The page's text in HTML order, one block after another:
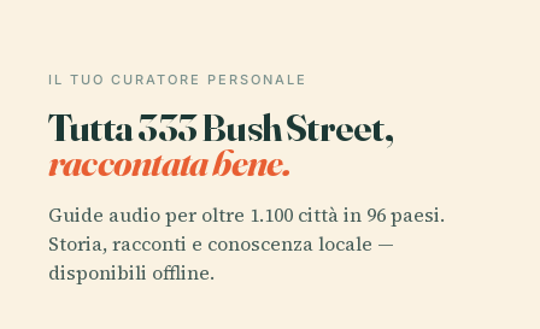
IL TUO CURATORE PERSONALE
Tutta 333 Bush Street,
raccontata bene.
Guide audio per oltre 1.100 città in 96 paesi.
Storia, racconti e conoscenza locale —
disponibili offline.